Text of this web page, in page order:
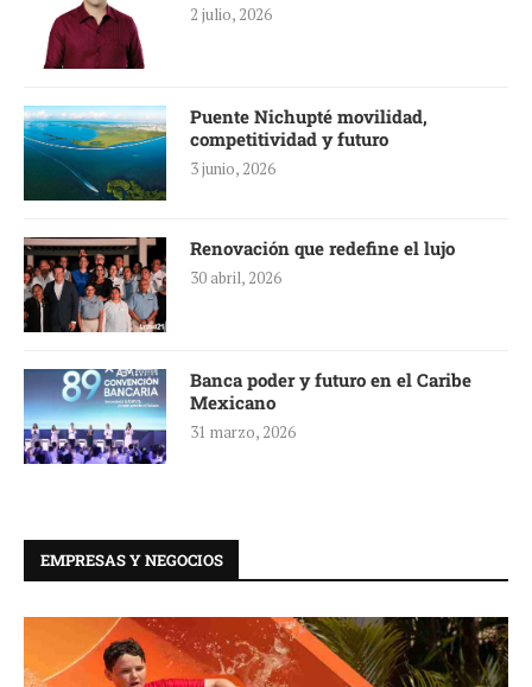
2 julio, 2026
Puente Nichupté movilidad,
competitividad y futuro
3 junio, 2026
Renovación que redefine el lujo
30 abril, 2026
Banca poder y futuro en el Caribe
Mexicano
31 marzo, 2026
EMPRESAS Y NEGOCIOS